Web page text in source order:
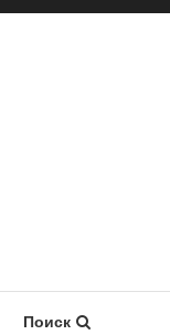
Поиск